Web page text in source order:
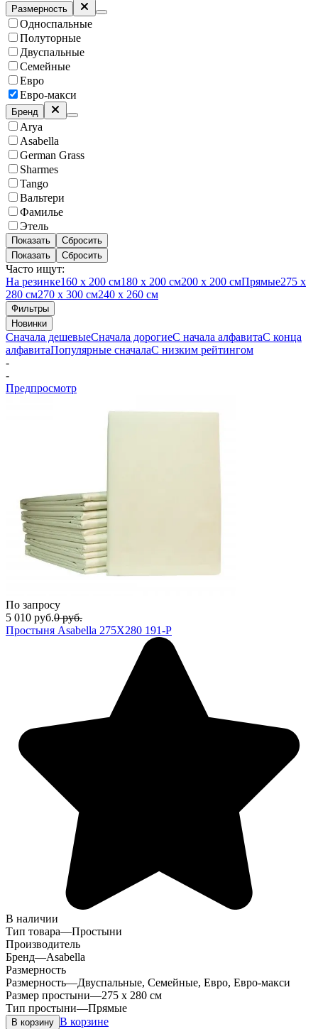
Размерность
Односпальные
Полуторные
Двуспальные
Семейные
Евро
Евро-макси
Бренд
Arya
Asabella
German Grass
Sharmes
Tango
Вальтери
Фамилье
Этель
Показать
Сбросить
Показать
Сбросить
Часто ищут:
На резинке160 х 200 см180 х 200 см200 х 200 смПрямые275 х
280 см270 х 300 см240 х 260 см
Фильтры
Новинки
Сначала дешевыеСначала дорогиеС начала алфавитаС конца
алфавитаПопулярные сначалаС низким рейтингом
-
-
Предпросмотр
По запросу
5 010 руб.0 руб.
Простыня Asabella 275Х280 191-Р
В наличии
Тип товара—Простыни
Производитель
Бренд—Asabella
Размерность
Размерность—Двуспальные, Семейные, Евро, Евро-макси
Размер простыни—275 х 280 см
Тип простыни—Прямые
В корзину В корзине